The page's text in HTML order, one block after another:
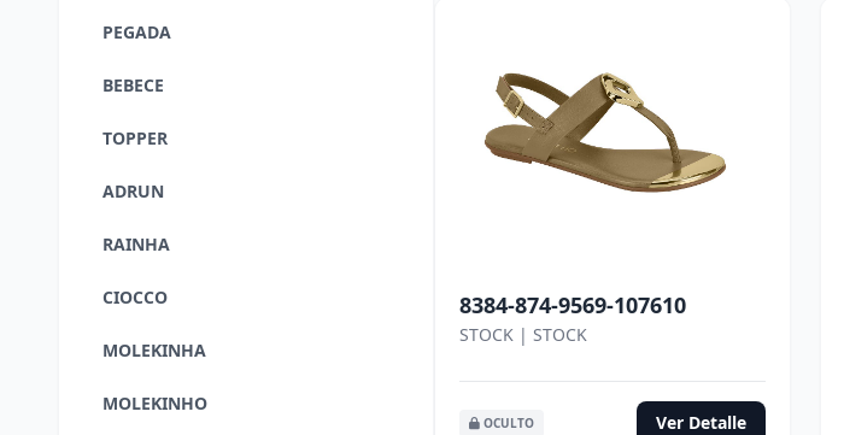
PEGADA
BEBECE
TOPPER
ADRUN
RAINHA
CIOCCO
MOLEKINHA
MOLEKINHO
8384-874-9569-107610
STOCK | STOCK
OCULTO Ver Detalle